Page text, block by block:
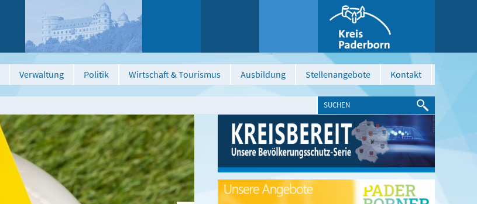
Verwaltung Politik Wirtschaft & Tourismus Ausbildung Stellenangebote Kontakt